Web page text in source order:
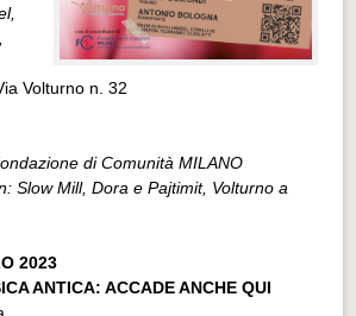
Volturno n. 32
di Comunità MILANO
Slow Mill, Dora e Pajtimit, Volturno a
2023
ANTICA: ACCADE ANCHE QUI